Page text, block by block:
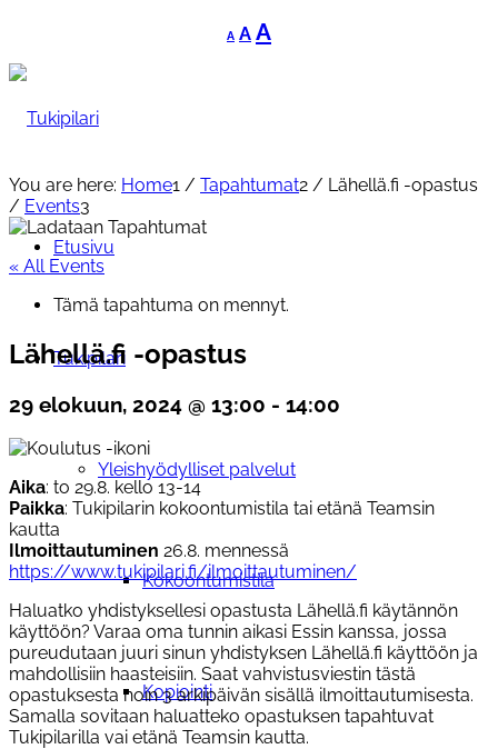
A
Decrease
font
A Reset
font
AIncrease
Etusivu
Tukipilari
Yleishyödylliset palvelut
Kokoontumistila
Kopiointi
You are here: Home1 / Tapahtumat2 / Lähellä.fi -opastus
/ Events3
« All Events
Tämä tapahtuma on mennyt.
Lähellä.fi -opastus
29 elokuun, 2024 @ 13:00 - 14:00
Aika: to 29.8. kello 13-14
Paikka: Tukipilarin kokoontumistila tai etänä Teamsin
kautta
Ilmoittautuminen 26.8. mennessä
https://www.tukipilari.fi/ilmoittautuminen/
Haluatko yhdistyksellesi opastusta Lähellä.fi käytännön
käyttöön? Varaa oma tunnin aikasi Essin kanssa, jossa
pureudutaan juuri sinun yhdistyksen Lähellä.fi käyttöön ja
mahdollisiin haasteisiin. Saat vahvistusviestin tästä
opastuksesta noin 3 arkipäivän sisällä ilmoittautumisesta.
Samalla sovitaan haluatteko opastuksen tapahtuvat
Tukipilarilla vai etänä Teamsin kautta.